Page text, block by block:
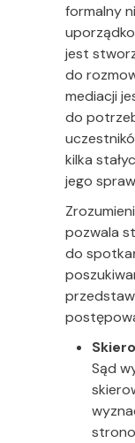
formalny
jest
do
mediacji
do
kilka
jego
pozwala
do
Sąd